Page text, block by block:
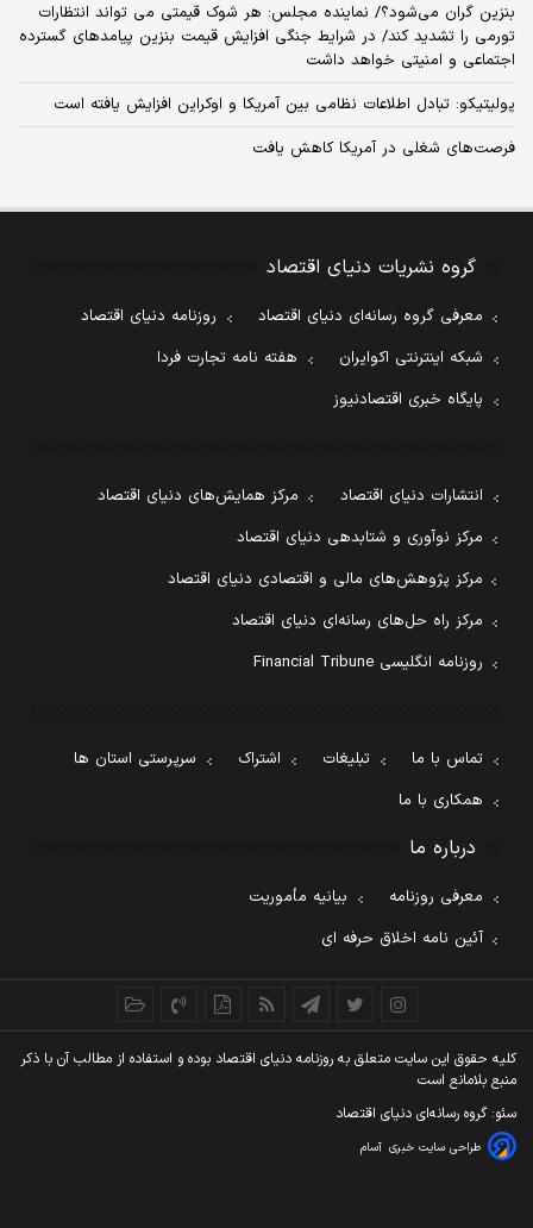
بنزین گران می‌شود؟/ نماینده مجلس: هر شوک قیمتی می تواند انتظارات
تورمی را تشدید کند/ در شرایط جنگی افزایش قیمت بنزین پیامدهای گسترده
اجتماعی و امنیتی خواهد داشت
پولیتیکو: تبادل اطلاعات نظامی بین آمریکا و اوکراین افزایش یافته است
فرصت‌های شغلی در آمریکا کاهش یافت
گروه نشریات دنیای اقتصاد
معرفی گروه رسانه‌ای دنیای اقتصاد
روزنامه دنیای اقتصاد
شبکه اینترنتی اکوایران
هفته نامه تجارت فردا
پایگاه خبری اقتصادنیوز
انتشارات دنیای اقتصاد
مرکز همایش‌های دنیای اقتصاد
مرکز نوآوری و شتابدهی دنیای اقتصاد
مرکز پژوهش‌های مالی و اقتصادی دنیای اقتصاد
مرکز راه حل‌های رسانه‌ای دنیای اقتصاد
روزنامه انگلیسی Financial Tribune
تماس با ما تبلیغات اشتراک
سرپرستی استان ها
همکاری با ما
درباره ما
معرفی روزنامه
بیانیه مأموریت
آئین نامه اخلاق حرفه ای
کليه حقوق اين سايت متعلق به روزنامه دنيای اقتصاد بوده و استفاده از مطالب آن با ذکر
منبع بلامانع است
سئو: گروه رسانه‌ای دنیای اقتصاد
طراحی سایت خبری آسام